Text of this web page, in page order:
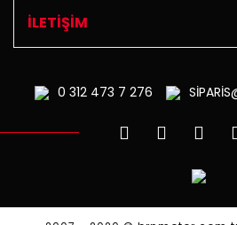
İLETİŞİM
0 312473 7 276